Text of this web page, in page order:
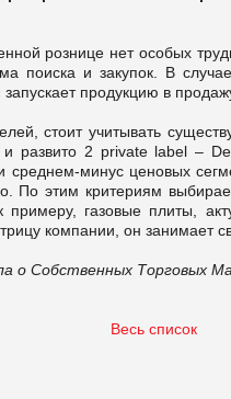
рознице нет особых
поиска и закупок. В
продукцию в
стоит учитывать
и развито 2 private label –
минус ценовых
По этим критериям
газовые плиты,
компании, он занимает
о Собственных Торговых
Весь список